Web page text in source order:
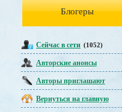
Блогеры
Сейчас в сети (1052)
Авторские анонсы
Авторы приглашают
Вернуться на главную